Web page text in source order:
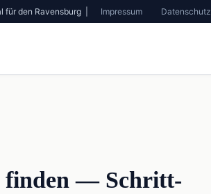
für den Ravensburg | Impressum Datenschutz
finden — Schritt-